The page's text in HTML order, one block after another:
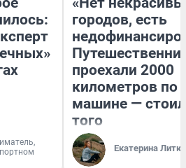
городов, есть
проехали 2000
километров по
машине —
того
Екатерина